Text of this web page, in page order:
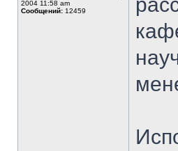
2004 11:58 am
Сообщений: 12459